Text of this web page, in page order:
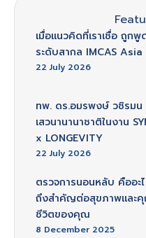
เมื่อแนวคิดที่เราเชื่อ ถูกพู
ระดับสากล IMCAS
22 July 2026
ทพ. ดร.อมรพงษ์ วชิรมน
เสวนานานาชาติในงาน
x LONGEVITY
22 July 2026
ตรวจการนอนหลับ คืออะ
ถึงสำคัญต่อสุขภาพและ
ชีวิตของคุณ
8 December 2025